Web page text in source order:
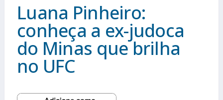
Luana Pinheiro:
conheça a ex-judoca
do Minas que brilha
no UFC